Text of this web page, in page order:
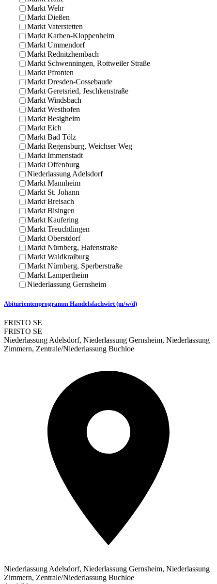
Markt Wehr
Markt Dießen
Markt Vaterstetten
Markt Karben-Kloppenheim
Markt Ummendorf
Markt Rednitzhembach
Markt Schwenningen, Rottweiler Straße
Markt Pfronten
Markt Dresden-Cossebaude
Markt Geretsried, Jeschkenstraße
Markt Windsbach
Markt Westhofen
Markt Besigheim
Markt Eich
Markt Bad Tölz
Markt Regensburg, Weichser Weg
Markt Immenstadt
Markt Offenburg
Niederlassung Adelsdorf
Markt Mannheim
Markt St. Johann
Markt Breisach
Markt Bisingen
Markt Kaufering
Markt Treuchtlingen
Markt Oberstdorf
Markt Nürnberg, Hafenstraße
Markt Waldkraiburg
Markt Nürnberg, Sperberstraße
Markt Lampertheim
Niederlassung Gernsheim
Abiturientenprogramm Handelsfachwirt (m/w/d)
FRISTO SE
FRISTO SE
Niederlassung Adelsdorf, Niederlassung Gernsheim, Niederlassung
Zimmern, Zentrale/Niederlassung Buchloe
Niederlassung Adelsdorf, Niederlassung Gernsheim, Niederlassung
Zimmern, Zentrale/Niederlassung Buchloe